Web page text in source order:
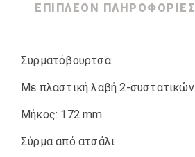
ΕΠΙΠΛΈΟΝ ΠΛΗΡΟΦΟΡΊΕΣ
Συρματόβουρτσα
Με πλαστική λαβή 2-συστατικών
Μήκος: 172 mm
Σύρμα από ατσάλι